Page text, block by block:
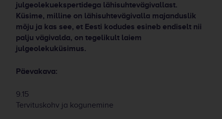
julgeolekuekspertidega lähisuhtevägivallast.
Küsime, milline on lähisuhtevägivalla majanduslik
mõju ja kas see, et Eesti kodudes esineb endiselt nii
palju vägivalda, on tegelikult laiem
julgeolekuküsimus.
Päevakava:
9.15
Tervituskohv ja kogunemine